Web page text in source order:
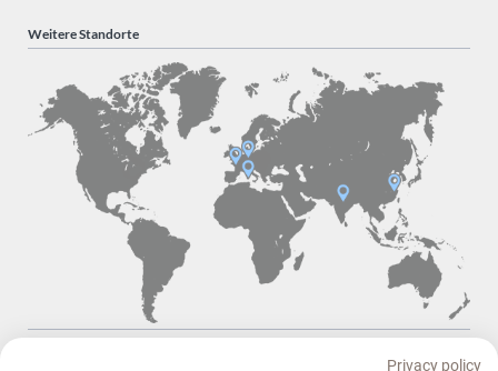
Weitere Standorte
Navigation
Privacy policy